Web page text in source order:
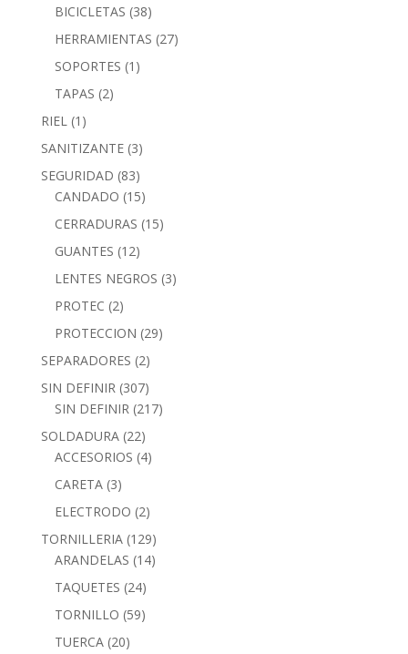
BICICLETAS (38)
HERRAMIENTAS (27)
SOPORTES (1)
TAPAS (2)
RIEL (1)
SANITIZANTE (3)
SEGURIDAD (83)
CANDADO (15)
CERRADURAS (15)
GUANTES (12)
LENTES NEGROS (3)
PROTEC (2)
PROTECCION (29)
SEPARADORES (2)
SIN DEFINIR (307)
SIN DEFINIR (217)
SOLDADURA (22)
ACCESORIOS (4)
CARETA (3)
ELECTRODO (2)
TORNILLERIA (129)
ARANDELAS (14)
TAQUETES (24)
TORNILLO (59)
TUERCA (20)